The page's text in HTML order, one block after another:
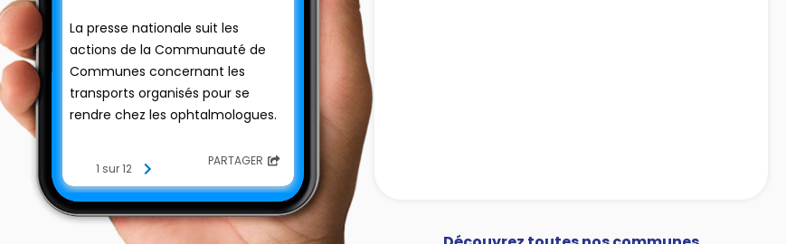
La presse nationale suit les
actions de la Communauté de
Communes concernant les
transports organisés pour se
rendre chez les ophtalmologues.
De la prise de rendez-vous au
déplacement, la Communauté
de Communes pilote et finance
la logistique pour consulter un
1 sur 12 PARTAGER